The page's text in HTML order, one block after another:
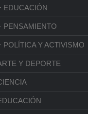
EDUCACIÓN
PENSAMIENTO
POLÍTICA Y ACTIVISMO
Y DEPORTE